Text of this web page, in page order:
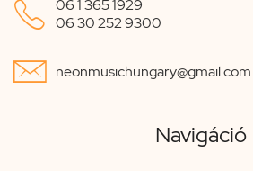
 06 1 365 1929
06 30 252 9300
 neonmusichungary@gmail.com
Navigáció